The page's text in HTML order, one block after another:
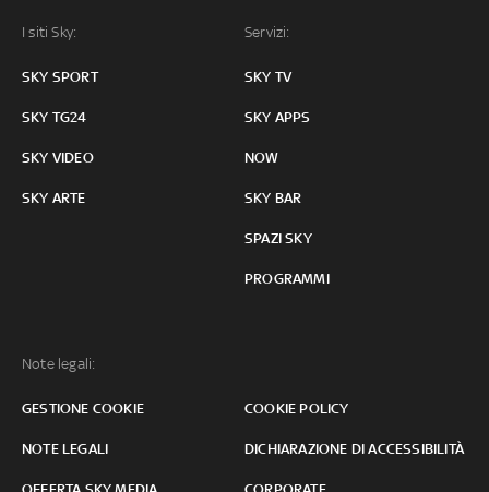
I siti Sky:
SKY SPORT
SKY TG24
SKY VIDEO
SKY ARTE
Servizi:
SKY TV
SKY APPS
NOW
SKY BAR
SPAZI SKY
PROGRAMMI
Note legali:
GESTIONE COOKIE COOKIE POLICY
NOTE LEGALI DICHIARAZIONE DI ACCESSIBILITÀ